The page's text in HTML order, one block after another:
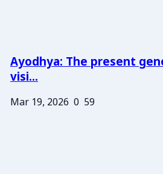
Ayodhya: The present
visi...
Mar 19, 2026 0 59